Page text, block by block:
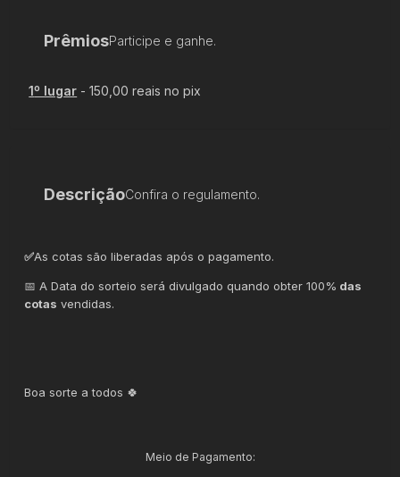
PrêmiosParticipe e ganhe.
1º lugar -150,00 reais no pix
DescriçãoConfira o regulamento.
✅As cotas são liberadas após o pagamento.
📅 A Data do sorteio será divulgado quando obter 100% das
cotas vendidas.
Boa sorte a todos 🍀
Meio de Pagamento: